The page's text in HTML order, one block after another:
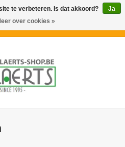
te verbeteren. Is dat akkoord?
Ja
over cookies »